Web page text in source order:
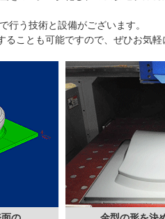
行う技術と設備がございます。
ることも可能ですので、ぜひお気